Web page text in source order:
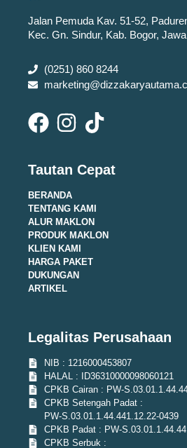
Jalan Pemuda Kav. 51-52,
Kec. Gn. Sindur, Kab. Bogor,
(0251) 860 8244
Tautan Cepat
BERANDA
TENTANG KAMI
ALUR MAKLON
PRODUK MAKLON
KLIEN KAMI
HARGA PAKET
DUKUNGAN
ARTIKEL
Legalitas Perusahaan
NIB : 1216000453807
HALAL : ID36310000098060121
CPKB Cairan : PW-
CPKB Setengah Padat :
PW-S.03.01.1.44.441.12.22-0439
CPKB Padat : PW-
CPKB Serbuk :